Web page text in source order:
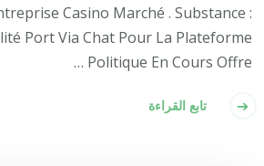
Casino Marché . Substance :
Port Via Chat Pour La Plateforme
Politique En Cours Offre …
تابع القراءة